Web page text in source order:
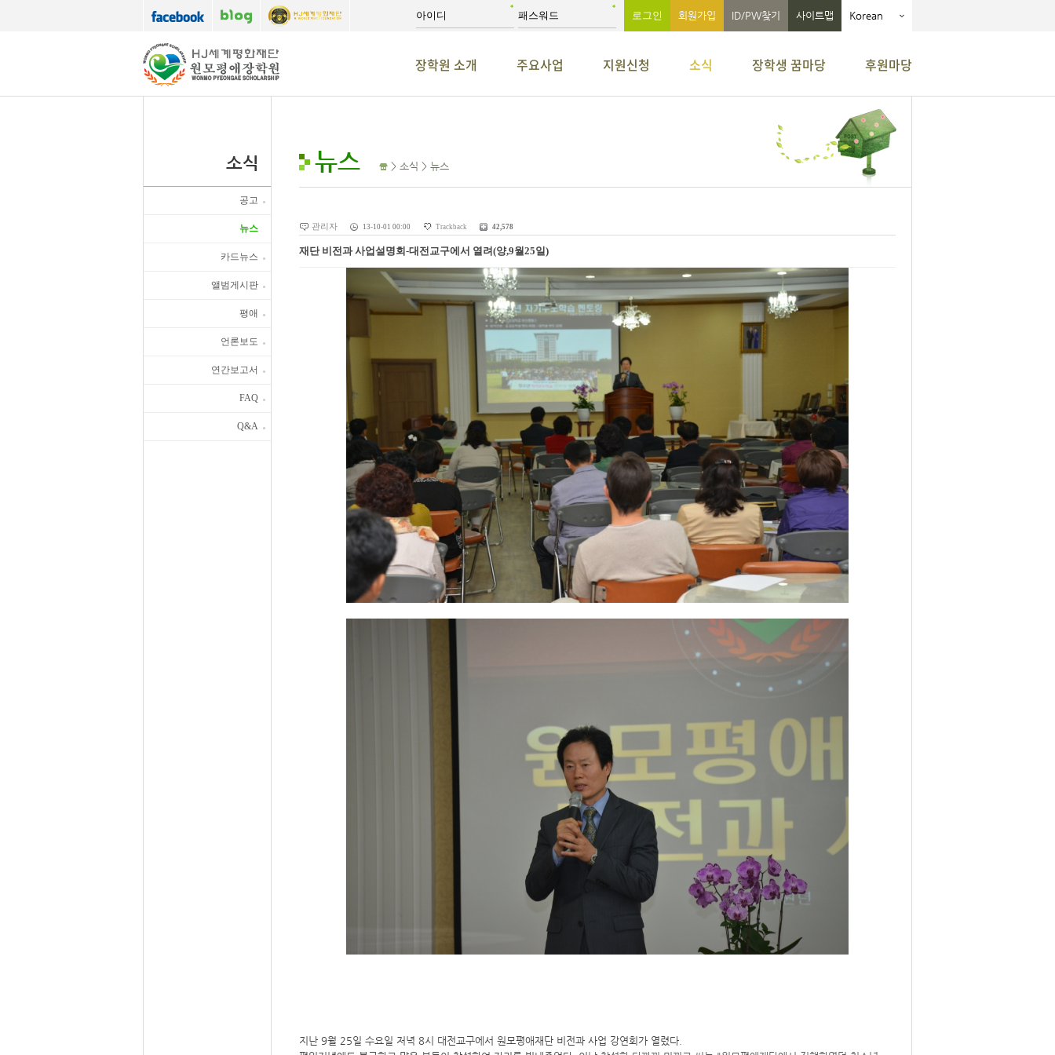
회원가입 ID/PW찾기 사이트맵 Korean
장학원 소개 주요사업 지원신청 소식 장학생 꿈마당 후원마당
소식
공고
뉴스
카드뉴스
앨범게시판
평애
언론보도
연간보고서
FAQ
Q&A
뉴스 > 소식 > 뉴스
관리자 13-10-01 00:00 Trackback 42,578
재단 비전과 사업설명회-대전교구에서 열려(양,9월25일)
지난 9월 25일 수요일 저녁 8시 대전교구에서 원모평애재단 비전과 사업 강연회가 열렸다.